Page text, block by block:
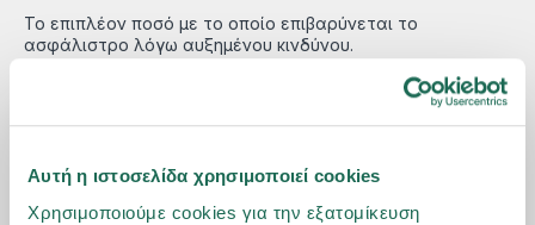
Αυτή η ιστοσελίδα χρησιμοποιεί cookies
Χρησιμοποιούμε cookies για την εξατομίκευση
Το επιπλέον ποσό με το οποίο επιβαρύνεται το
ασφάλιστρο λόγω αυξημένου κινδύνου.
ΕΠΕΤΕΙΟΣ
Η ημέρα κατά την οποία συμπληρώνονται ένα ή
περισσότερα χρόνια από την ημερομηνία έναρξης του
συμβολαίου.